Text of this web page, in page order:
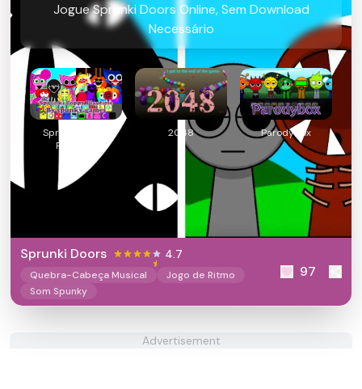
Jogue Sprunki Doors Online, Sem Download
Necessário
Sprunki Poppy
Playtime
2048 Parodybox
Sprunki Doors 4.7
Quebra-Cabeça Musical
Jogo de Ritmo
Som Spunky
97
Advertisement